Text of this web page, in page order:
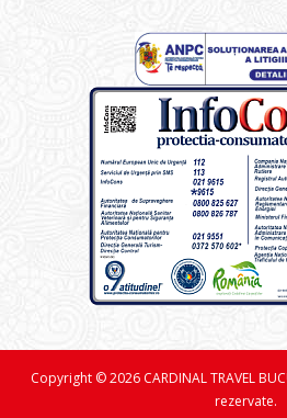
Copyright © 2026 CARDINAL TRAVEL
rezervate.